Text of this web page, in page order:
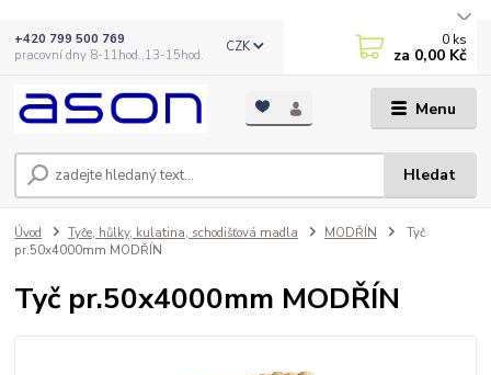
Menu
CZK
Hledat
+420 799 500 769
pracovní dny 8-11hod.,13-15hod.
0 ks
za 0,00 Kč
Úvod Tyče, hůlky, kulatina, schodišťová madla MODŘÍN
Tyč
pr.50x4000mm MODŘÍN
Tyč pr.50x4000mm MODŘÍN